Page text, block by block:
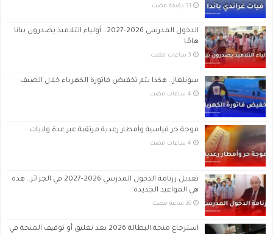
الدخول المدرسي 2026-2027.. أولياء التلاميذ يصدرون بيانا
هامًا
سونلغاز.. هكذا يتم تخفيض فاتورة الكهرباء خلال الصيف
موجة حر قياسية وأمطار رعدية مرتقبة عبر عدة ولايات
تعديل رزنامة الدخول المدرسي 2026-2027 في الجزائر.. هذه
هي المواعيد الجديدة
‏20 ساعة مضت
استرجاع منحة البطالة 2026 بعد تعليق أو توقيف المنحة في